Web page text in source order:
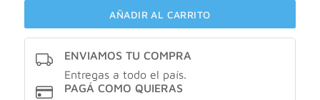
AÑADIR AL CARRITO
ENVIAMOS TU COMPRA
Entregas a todo el país.
PAGÁ COMO QUIERAS